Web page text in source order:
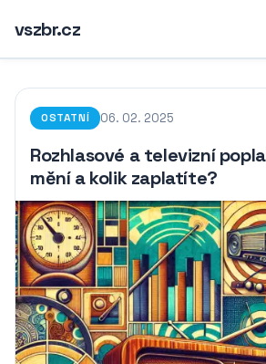
vszbr.cz
OSTATNÍ 06. 02. 2025
Rozhlasové a televizní
mění a kolik zaplatíte?